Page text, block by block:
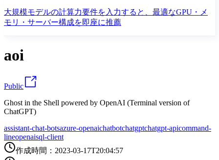
大規模モデルの計算力要件を入力すると、最適なGPU・メ
モリ・サーバー構成を即座に推薦
aoi
Public
Ghost in the Shell powered by OpenAI (Terminal version of
ChatGPT)
assistant-chat-botsazure-openaichatbotchatgptchatgpt-apicommand-
lineopenaisql-client
作成時間 ： 2023-03-17T20:04:57